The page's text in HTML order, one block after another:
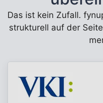
Das ist kein Zufall.
strukturell auf der